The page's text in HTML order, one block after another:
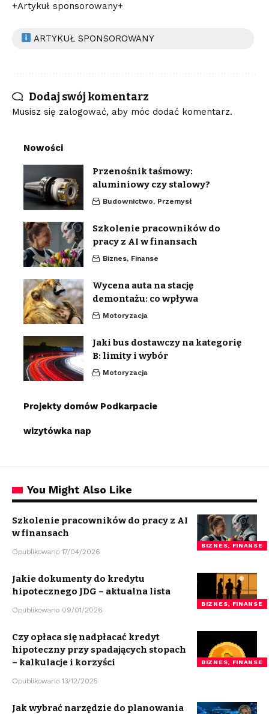
+Artykuł sponsorowany+
ARTYKUŁ SPONSOROWANY
Dodaj swój komentarz
Musisz się zalogować, aby móc dodać komentarz.
Nowości
Przenośnik taśmowy:
aluminiowy czy stalowy?
Budownictwo, Przemysł
Szkolenie pracowników do
pracy z AI w finansach
Biznes, Finanse
Wycena auta na stację
demontażu: co wpływa
Motoryzacja
Jaki bus dostawczy na kategorię
B: limity i wybór
Motoryzacja
Projekty domów Podkarpacie
wizytówka nap
You Might Also Like
BIZNES, FINANSE
Szkolenie pracowników do pracy z AI
w finansach
Opublikowano 17/04/2026
BIZNES, FINANSE
Jakie dokumenty do kredytu
hipotecznego JDG – aktualna lista
Opublikowano 09/01/2026
BIZNES, FINANSE
Czy opłaca się nadpłacać kredyt
hipoteczny przy spadających stopach
– kalkulacje i korzyści
Opublikowano 13/12/2025
Jak wybrać narzędzie do planowania